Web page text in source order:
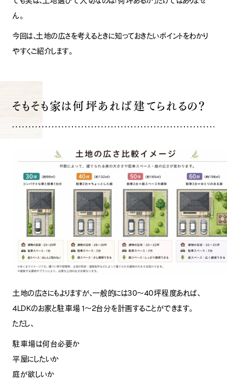
ん。
今回は、土地の広さを考えるときに知っておきたいポイントをわかり
やすくご紹介します。
そもそも家は何坪あれば建てられるの？
土地の広さにもよりますが、一般的には30～40坪程度あれば、
4LDKのお家と駐車場1～2台分を計画することができます。
ただし、
駐車場は何台必要か
平屋にしたいか
庭が欲しいか